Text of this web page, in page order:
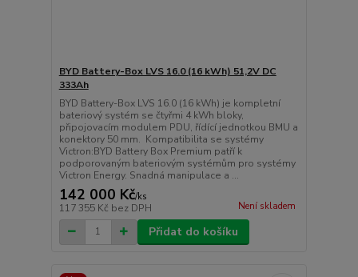
BYD Battery-Box LVS 16.0 (16 kWh) 51,2V DC
333Ah
BYD Battery-Box LVS 16.0 (16 kWh) je kompletní
bateriový systém se čtyřmi 4 kWh bloky,
připojovacím modulem PDU, řídící jednotkou BMU a
konektory 50 mm. Kompatibilita se systémy
Victron:BYD Battery Box Premium patří k
podporovaným bateriovým systémům pro systémy
Victron Energy. Snadná manipulace a ...
142 000 Kč/ks
117 355 Kč bez DPH Není skladem
Přidat do košíku